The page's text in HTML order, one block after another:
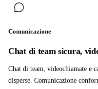
Comunicazione
Chat di team sicura,
Chat di team, videochiamate e
disperse. Comunicazione